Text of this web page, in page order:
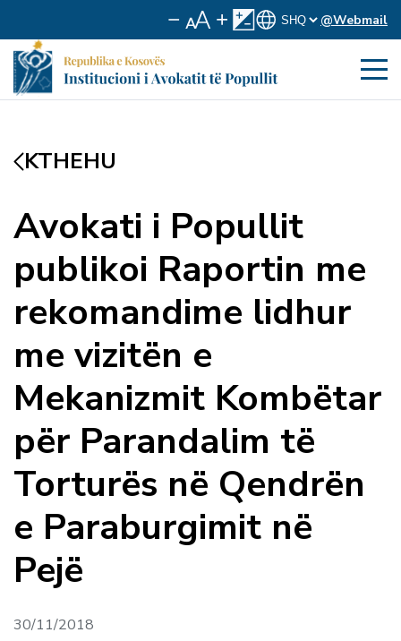
@Webmail
KTHEHU
Avokati i Popullit
publikoi Raportin me
rekomandime lidhur
me vizitën e
Mekanizmit Kombëtar
për Parandalim të
Torturës në Qendrën
e Paraburgimit në
Pejë
30/11/2018